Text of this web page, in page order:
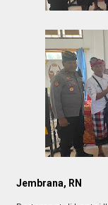
Jembrana, RN